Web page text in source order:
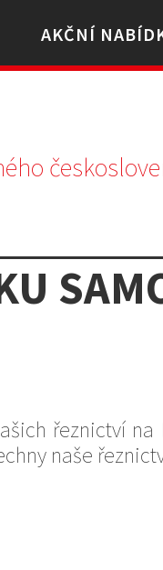
AKČNÍ
řeznictví na
naše